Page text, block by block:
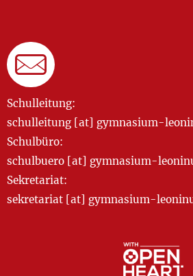
Schulleitung:
schulleitung [at] gymnasium-
Schulbüro:
schulbuero [at] gymnasium-
Sekretariat:
sekretariat [at] gymnasium-